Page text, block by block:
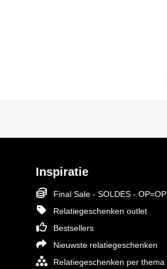
Inspiratie
Final Sale - SOLDES - OP=OP
Relatiegeschenken outlet
Bestsellers
Nieuwste relatiegeschenken
Relatiegeschenken per thema